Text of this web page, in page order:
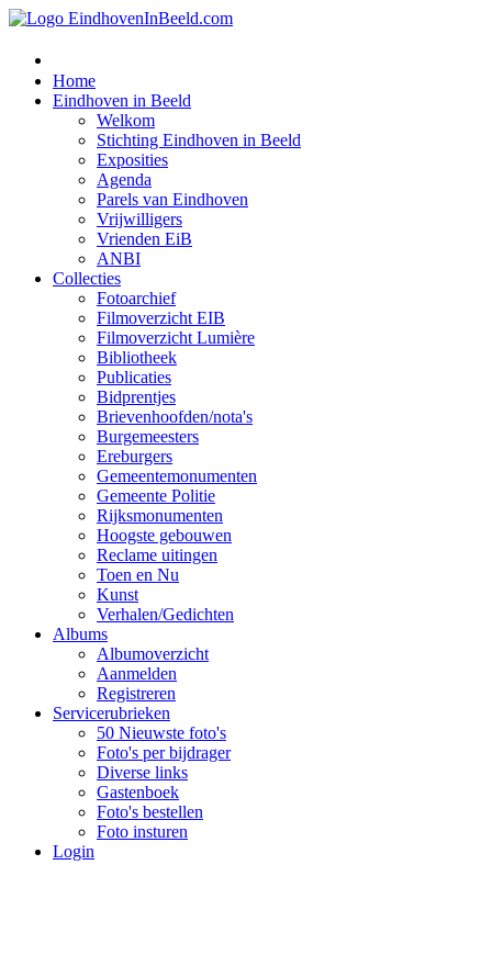
Home
Eindhoven in Beeld
Welkom
Stichting Eindhoven in Beeld
Exposities
Agenda
Parels van Eindhoven
Vrijwilligers
Vrienden EiB
ANBI
Collecties
Fotoarchief
Filmoverzicht EIB
Filmoverzicht Lumière
Bibliotheek
Publicaties
Bidprentjes
Brievenhoofden/nota's
Burgemeesters
Ereburgers
Gemeentemonumenten
Gemeente Politie
Rijksmonumenten
Hoogste gebouwen
Reclame uitingen
Toen en Nu
Kunst
Verhalen/Gedichten
Albums
Albumoverzicht
Aanmelden
Registreren
Servicerubrieken
50 Nieuwste foto's
Foto's per bijdrager
Diverse links
Gastenboek
Foto's bestellen
Foto insturen
Login